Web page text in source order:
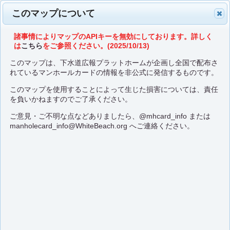
このマップについて
諸事情によりマップのAPIキーを無効にしております。詳しく
はこちらをご参照ください。(2025/10/13)
このマップは、下水道広報プラットホームが企画し全国で配布さ
れているマンホールカードの情報を非公式に発信するものです。
このマップを使用することによって生じた損害については、責任
を負いかねますのでご了承ください。
ご意見・ご不明な点などありましたら、 @mhcard_infoまたは
manholecard_info@WhiteBeach.org へご連絡ください。